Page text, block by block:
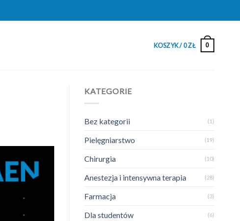
KOSZYK /0ZŁ 0
KATEGORIE
Bez kategorii (1)
Pielęgniarstwo (19)
Chirurgia (10)
Anestezja i intensywna terapia (28)
Farmacja (3)
Dla studentów (6)